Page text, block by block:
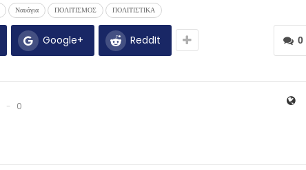
Ναυάγια ΠΟΛΙΤΙΣΜΟΣ ΠΟΛΙΤΙΣΤΙΚΑ
0
Google+ ReddIt
0